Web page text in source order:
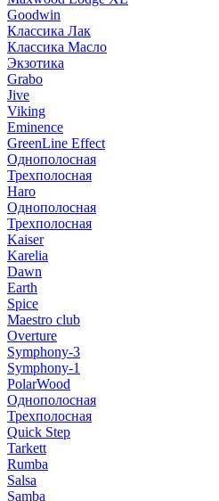
Goodwin
Классика Лак
Классика Масло
Экзотика
Grabo
Jive
Viking
Eminence
GreenLine Effect
Однополосная
Трехполосная
Haro
Однополосная
Трехполосная
Kaiser
Karelia
Dawn
Earth
Spice
Maestro club
Overture
Symphony-3
Symphony-1
PolarWood
Однополосная
Трехполосная
Quick Step
Tarkett
Rumba
Salsa
Samba